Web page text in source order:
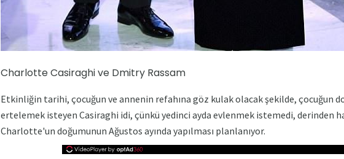
Charlotte Casiraghi ve Dmitry Rassam
Etkinliğin tarihi, çocuğun ve annenin refahına göz kulak olacak şekilde, çocuğun
ertelemek isteyen Casiraghi idi, çünkü yedinci ayda evlenmek istemedi, derinden
Charlotte'un doğumunun Ağustos ayında yapılması planlanıyor.